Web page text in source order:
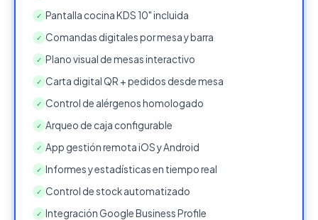
✓ Pantalla cocina KDS 10" incluida
✓ Comandas digitales por mesa y barra
✓ Plano visual de mesas interactivo
✓ Carta digital QR + pedidos desde mesa
✓ Control de alérgenos homologado
✓ Arqueo de caja configurable
✓ App gestión remota iOS y Android
✓ Informes y estadísticas en tiempo real
✓ Control de stock automatizado
✓ Integración Google Business Profile